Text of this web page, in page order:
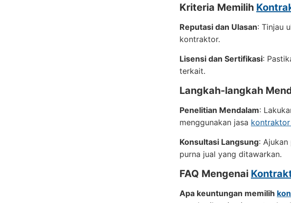
Kriteria Memilih
Reputasi dan Ulasan: Tinjau
kontraktor.
Lisensi dan Sertifikasi:
terkait.
Langkah-langkah
Penelitian Mendalam:
menggunakan jasa
Konsultasi Langsung:
purna jual yang ditawarkan.
FAQ Mengenai
Apa keuntungan memilih